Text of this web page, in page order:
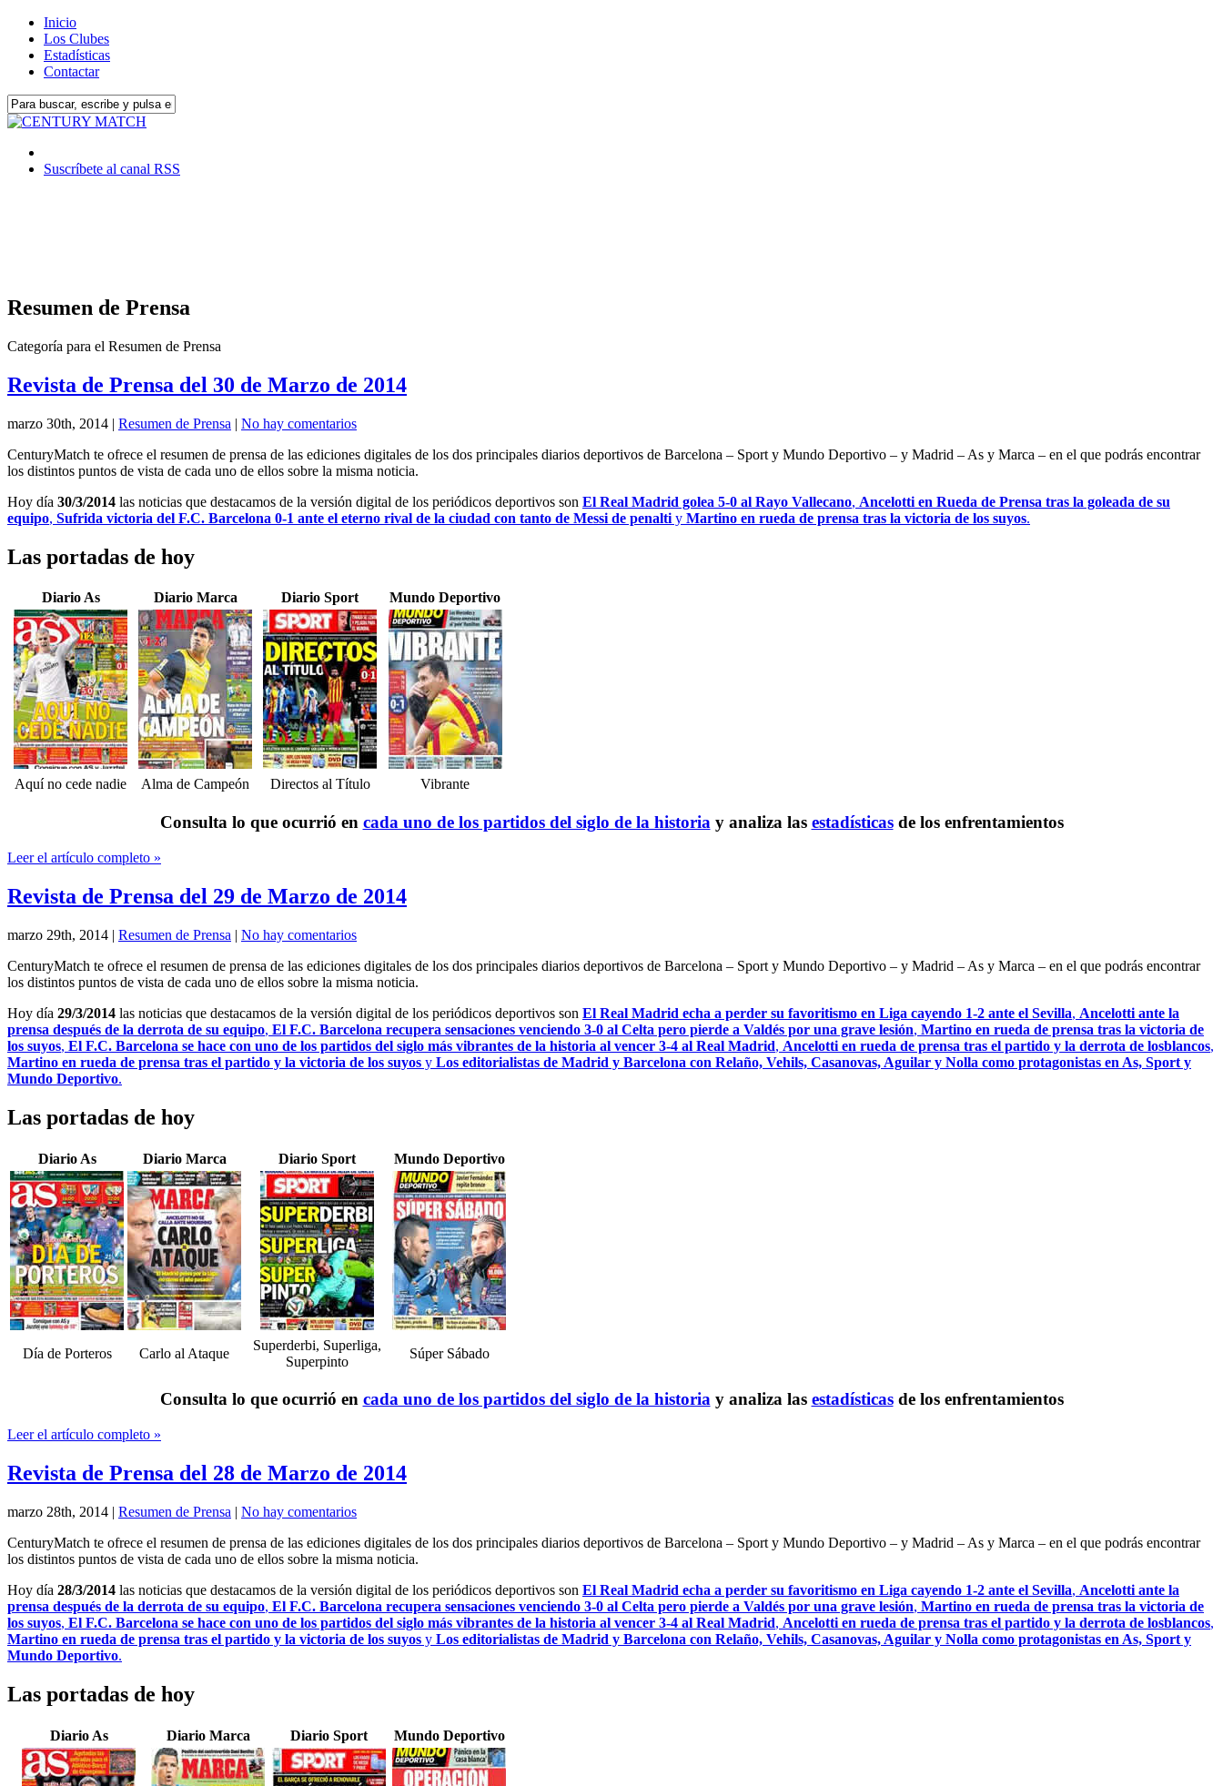
Inicio
Los Clubes
Estadísticas
Contactar
Suscríbete al canal RSS
Resumen de Prensa
Categoría para el Resumen de Prensa
Revista de Prensa del 30 de Marzo de 2014
marzo 30th, 2014 | Resumen de Prensa | No hay comentarios
CenturyMatch te ofrece el resumen de prensa de las ediciones digitales de los dos principales diarios deportivos de Barcelona – Sport y Mundo Deportivo – y Madrid – As y Marca – en el que podrás encontrar
los distintos puntos de vista de cada uno de ellos sobre la misma noticia.
Hoy día 30/3/2014 las noticias que destacamos de la versión digital de los periódicos deportivos son El Real Madrid golea 5-0 al Rayo Vallecano, Ancelotti en Rueda de Prensa tras la goleada de su
equipo, Sufrida victoria del F.C. Barcelona 0-1 ante el eterno rival de la ciudad con tanto de Messi de penalti y Martino en rueda de prensa tras la victoria de los suyos.
Las portadas de hoy
Diario As Diario Marca Diario Sport Mundo Deportivo
Aquí no cede nadie Alma de Campeón Directos al Título Vibrante
Consulta lo que ocurrió en cada uno de los partidos del siglo de la historia y analiza las estadísticasde los enfrentamientos
Leer el artículo completo »
Revista de Prensa del 29 de Marzo de 2014
marzo 29th, 2014 | Resumen de Prensa | No hay comentarios
CenturyMatch te ofrece el resumen de prensa de las ediciones digitales de los dos principales diarios deportivos de Barcelona – Sport y Mundo Deportivo – y Madrid – As y Marca – en el que podrás encontrar
los distintos puntos de vista de cada uno de ellos sobre la misma noticia.
Hoy día 29/3/2014 las noticias que destacamos de la versión digital de los periódicos deportivos son El Real Madrid echa a perder su favoritismo en Liga cayendo 1-2 ante el Sevilla, Ancelotti ante la
prensa después de la derrota de su equipo, El F.C. Barcelona recupera sensaciones venciendo 3-0 al Celta pero pierde a Valdés por una grave lesión, Martino en rueda de prensa tras la victoria de
los suyos, El F.C. Barcelona se hace con uno de los partidos del siglo más vibrantes de la historia al vencer 3-4 al Real Madrid, Ancelotti en rueda de prensa tras el partido y la derrota de losblancos,
Martino en rueda de prensa tras el partido y la victoria de los suyos y Los editorialistas de Madrid y Barcelona con Relaño, Vehils, Casanovas, Aguilar y Nolla como protagonistas en As, Sport y
Mundo Deportivo.
Las portadas de hoy
Diario As Diario Marca Diario Sport Mundo Deportivo
Día de Porteros Carlo al Ataque
Superderbi, Superliga,
Superpinto
Súper Sábado
Consulta lo que ocurrió en cada uno de los partidos del siglo de la historiay analiza las estadísticasde los enfrentamientos
Leer el artículo completo »
Revista de Prensa del 28 de Marzo de 2014
marzo 28th, 2014 | Resumen de Prensa | No hay comentarios
CenturyMatch te ofrece el resumen de prensa de las ediciones digitales de los dos principales diarios deportivos de Barcelona – Sport y Mundo Deportivo – y Madrid – As y Marca – en el que podrás encontrar
los distintos puntos de vista de cada uno de ellos sobre la misma noticia.
Hoy día 28/3/2014 las noticias que destacamos de la versión digital de los periódicos deportivos son El Real Madrid echa a perder su favoritismo en Liga cayendo 1-2 ante el Sevilla, Ancelotti ante la
prensa después de la derrota de su equipo, El F.C. Barcelona recupera sensaciones venciendo 3-0 al Celta pero pierde a Valdés por una grave lesión, Martino en rueda de prensa tras la victoria de
los suyos, El F.C. Barcelona se hace con uno de los partidos del siglo más vibrantes de la historia al vencer 3-4 al Real Madrid, Ancelotti en rueda de prensa tras el partido y la derrota de losblancos,
Martino en rueda de prensa tras el partido y la victoria de los suyos y Los editorialistas de Madrid y Barcelona con Relaño, Vehils, Casanovas, Aguilar y Nolla como protagonistas en As, Sport y
Mundo Deportivo.
Las portadas de hoy
Diario As Diario Marca Diario Sport Mundo Deportivo